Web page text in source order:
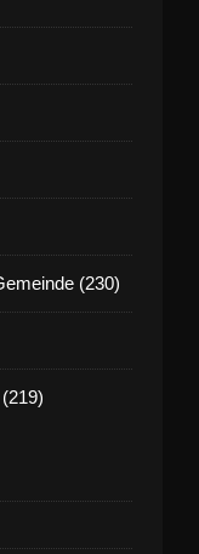
(230)